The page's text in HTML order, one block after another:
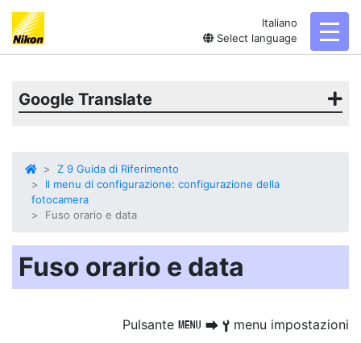
Italiano
Select language
Google Translate
Z 9 Guida di Riferimento
Il menu di configurazione: configurazione della
fotocamera
Fuso orario e data
Fuso orario e data
Pulsante G U B menu impostazioni